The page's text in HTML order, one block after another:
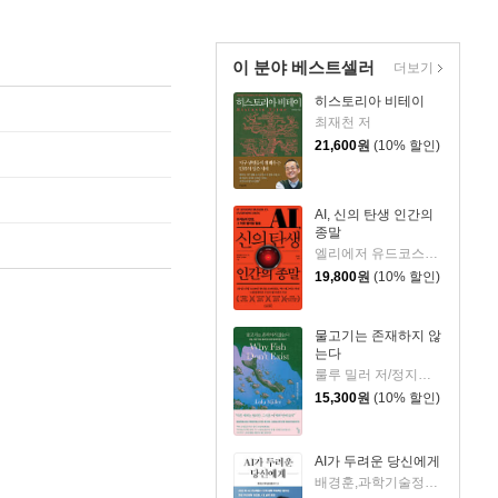
이 분야 베스트셀러
히스토리아 비테이
최재천 저
21,600원 (10% 할인)
AI, 신의 탄생 인간의
종말
엘리에저 유드코스키,네이트 소아레스 공저/고영훈 역
19,800원 (10% 할인)
물고기는 존재하지 않
는다
룰루 밀러 저/정지인 역
15,300원 (10% 할인)
AI가 두려운 당신에게
배경훈,과학기술정보통신부 저
더보기